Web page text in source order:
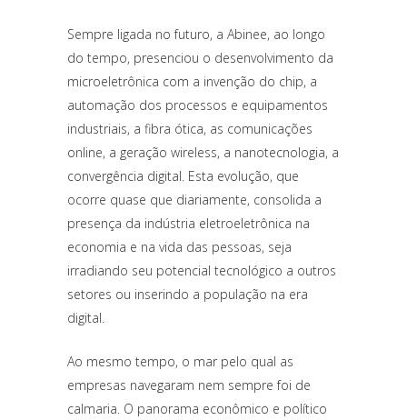
Sempre ligada no futuro, a Abinee, ao longo
do tempo, presenciou o desenvolvimento da
microeletrônica com a invenção do chip, a
automação dos processos e equipamentos
industriais, a fibra ótica, as comunicações
online, a geração wireless, a nanotecnologia, a
convergência digital. Esta evolução, que
ocorre quase que diariamente, consolida a
presença da indústria eletroeletrônica na
economia e na vida das pessoas, seja
irradiando seu potencial tecnológico a outros
setores ou inserindo a população na era
digital.
Ao mesmo tempo, o mar pelo qual as
empresas navegaram nem sempre foi de
calmaria. O panorama econômico e político